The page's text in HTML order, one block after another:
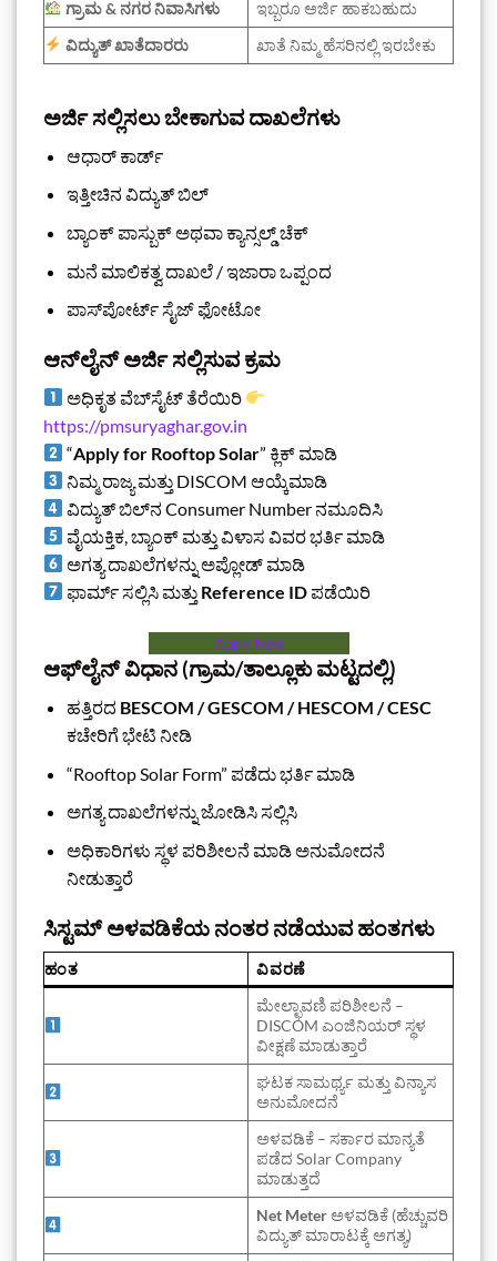
ಗ್ರಾಮ & ನಗರ ನಿವಾಸಿಗಳು
ಇಬ್ಬರೂ ಅರ್ಜಿ ಹಾಕಬಹುದು
ವಿದ್ಯುತ್ ಖಾತೆದಾರರು
ಖಾತೆ ನಿಮ್ಮ ಹೆಸರಿನಲ್ಲಿ ಇರಬೇಕು
ಅರ್ಜಿ ಸಲ್ಲಿಸಲು ಬೇಕಾಗುವ ದಾಖಲೆಗಳು
ಆಧಾರ್ ಕಾರ್ಡ್
ಇತ್ತೀಚಿನ ವಿದ್ಯುತ್ ಬಿಲ್
ಬ್ಯಾಂಕ್ ಪಾಸ್ಬುಕ್ ಅಥವಾ ಕ್ಯಾನ್ಸಲ್ಡ್ ಚೆಕ್
ಮನೆ ಮಾಲಿಕತ್ವ ದಾಖಲೆ / ಇಜಾರಾ ಒಪ್ಪಂದ
ಪಾಸ್‌ಪೋರ್ಟ್ ಸೈಜ್ ಫೋಟೋ
ಆನ್‌ಲೈನ್ ಅರ್ಜಿ ಸಲ್ಲಿಸುವ ಕ್ರಮ
ಅಧಿಕೃತ ವೆಬ್‌ಸೈಟ್ ತೆರೆಯಿರಿ
https://pmsuryaghar.gov.in
“Apply for Rooftop Solar” ಕ್ಲಿಕ್ ಮಾಡಿ
ನಿಮ್ಮ ರಾಜ್ಯ ಮತ್ತು DISCOM ಆಯ್ಕೆಮಾಡಿ
ವಿದ್ಯುತ್ ಬಿಲ್‌ನ Consumer Number ನಮೂದಿಸಿ
ವೈಯಕ್ತಿಕ, ಬ್ಯಾಂಕ್ ಮತ್ತು ವಿಳಾಸ ವಿವರ ಭರ್ತಿ ಮಾಡಿ
ಅಗತ್ಯ ದಾಖಲೆಗಳನ್ನು ಅಪ್ಲೋಡ್ ಮಾಡಿ
ಫಾರ್ಮ್ ಸಲ್ಲಿಸಿ ಮತ್ತು Reference IDಪಡೆಯಿರಿ
Apply Now
ಆಫ್‌ಲೈನ್ ವಿಧಾನ (ಗ್ರಾಮ/ತಾಲ್ಲೂಕು ಮಟ್ಟದಲ್ಲಿ)
ಹತ್ತಿರದ BESCOM / GESCOM / HESCOM / CESC
ಕಚೇರಿಗೆ ಭೇಟಿ ನೀಡಿ
“Rooftop Solar Form” ಪಡೆದು ಭರ್ತಿ ಮಾಡಿ
ಅಗತ್ಯ ದಾಖಲೆಗಳನ್ನು ಜೋಡಿಸಿ ಸಲ್ಲಿಸಿ
ಅಧಿಕಾರಿಗಳು ಸ್ಥಳ ಪರಿಶೀಲನೆ ಮಾಡಿ ಅನುಮೋದನೆ
ನೀಡುತ್ತಾರೆ
ಸಿಸ್ಟಮ್ ಅಳವಡಿಕೆಯ ನಂತರ ನಡೆಯುವ ಹಂತಗಳು
ಹಂತ
ವಿವರಣೆ
ಮೇಲ್ಛಾವಣಿ ಪರಿಶೀಲನೆ –
DISCOM ಎಂಜಿನಿಯರ್ ಸ್ಥಳ
ವೀಕ್ಷಣೆ ಮಾಡುತ್ತಾರೆ
ಘಟಕ ಸಾಮರ್ಥ್ಯ ಮತ್ತು ವಿನ್ಯಾಸ
ಅನುಮೋದನೆ
ಅಳವಡಿಕೆ – ಸರ್ಕಾರ ಮಾನ್ಯತೆ
ಪಡೆದ Solar Company
ಮಾಡುತ್ತದೆ
Net Meterಅಳವಡಿಕೆ (ಹೆಚ್ಚುವರಿ
ವಿದ್ಯುತ್ ಮಾರಾಟಕ್ಕೆ ಅಗತ್ಯ)